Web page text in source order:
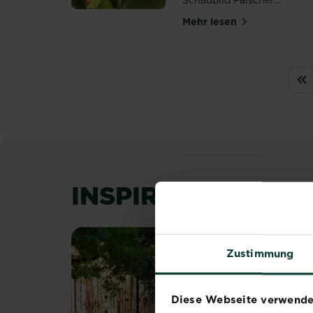
Zustimmung
Diese Webseite
Mehr lesenüber Falscher
INSPIRATION &